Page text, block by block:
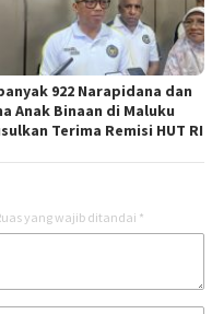
922 Narapidana dan
Anak Binaan di Maluku
Terima Remisi HUT RI
yang wajib ditandai *